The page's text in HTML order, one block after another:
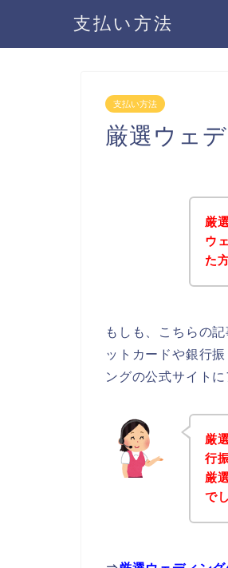
支払い方法
支払い方法
厳選ウェ
厳
ウ
た
もしも、こちらの
ットカードや銀行
ングの公式サイト
厳
行
厳
で